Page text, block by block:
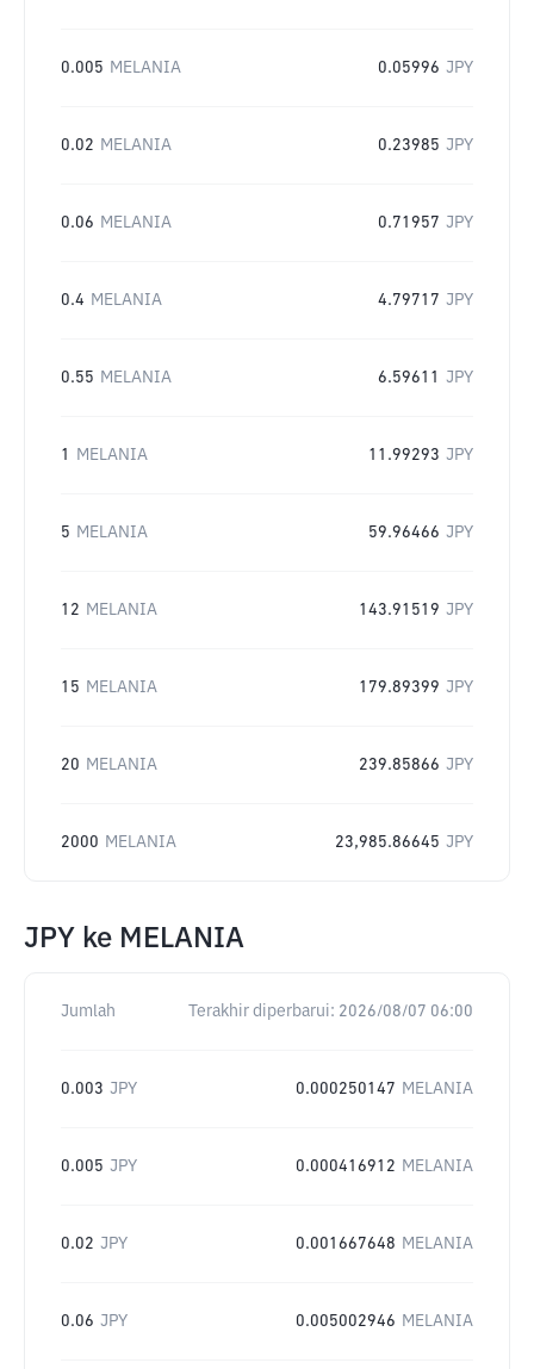
0.005 MELANIA 0.05996 JPY
0.02 MELANIA 0.23985 JPY
0.06 MELANIA 0.71957 JPY
0.4 MELANIA 4.79717 JPY
0.55 MELANIA 6.59611 JPY
1 MELANIA 11.99293 JPY
5 MELANIA 59.96466 JPY
12 MELANIA 143.91519 JPY
15 MELANIA 179.89399 JPY
20 MELANIA 239.85866 JPY
2000 MELANIA 23,985.86645 JPY
JPY ke MELANIA
Jumlah Terakhir diperbarui: 2026/08/07 06:00
0.003 JPY 0.000250147 MELANIA
0.005 JPY 0.000416912 MELANIA
0.02 JPY 0.001667648 MELANIA
0.06 JPY 0.005002946 MELANIA